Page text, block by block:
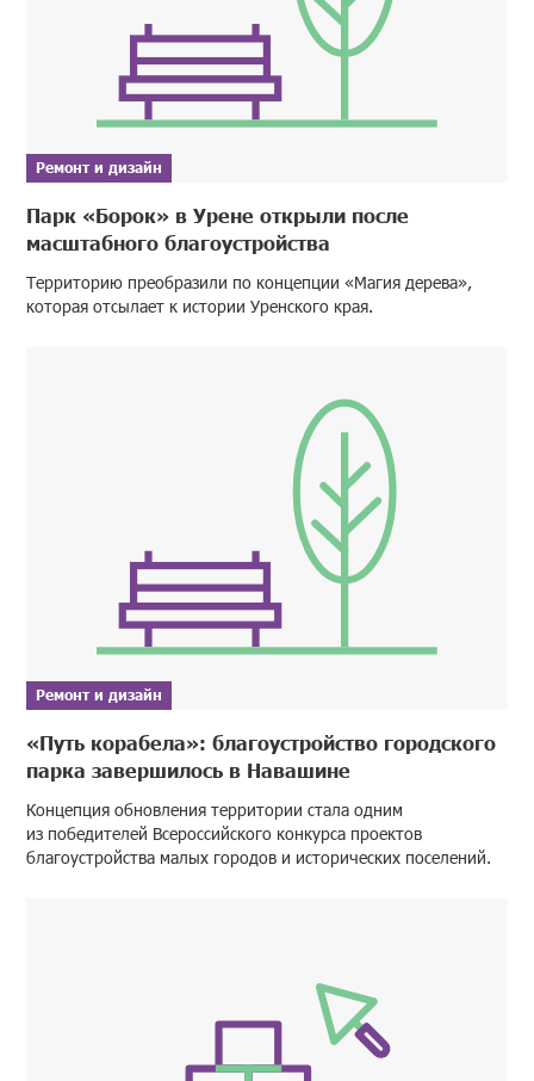
Ремонт и дизайн
Парк «Борок» в Урене открыли после
масштабного благоустройства
Территорию преобразили по концепции «Магия дерева»,
которая отсылает к истории Уренского края.
Ремонт и дизайн
«Путь корабела»: благоустройство городского
парка завершилось в Навашине
Концепция обновления территории стала одним
из победителей Всероссийского конкурса проектов
благоустройства малых городов и исторических поселений.